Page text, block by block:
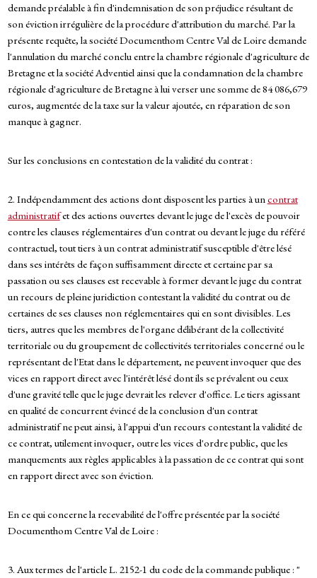
demande préalable à fin d'indemnisation de son préjudice résultant de
son éviction irrégulière de la procédure d'attribution du marché. Par la
présente requête, la société Documenthom Centre Val de Loire demande
l'annulation du marché conclu entre la chambre régionale d'agriculture de
Bretagne et la société Adventiel ainsi que la condamnation de la chambre
régionale d'agriculture de Bretagne à lui verser une somme de 84 086,679
euros, augmentée de la taxe sur la valeur ajoutée, en réparation de son
manque à gagner.
Sur les conclusions en contestation de la validité du contrat :
2. Indépendamment des actions dont disposent les parties à uncontrat
administratifet des actions ouvertes devant le juge de l'excès de pouvoir
contre les clauses réglementaires d'un contrat ou devant le juge du référé
contractuel, tout tiers à un contrat administratif susceptible d'être lésé
dans ses intérêts de façon suffisamment directe et certaine par sa
passation ou ses clauses est recevable à former devant le juge du contrat
un recours de pleine juridiction contestant la validité du contrat ou de
certaines de ses clauses non réglementaires qui en sont divisibles. Les
tiers, autres que les membres de l'organe délibérant de la collectivité
territoriale ou du groupement de collectivités territoriales concerné ou le
représentant de l'Etat dans le département, ne peuvent invoquer que des
vices en rapport direct avec l'intérêt lésé dont ils se prévalent ou ceux
d'une gravité telle que le juge devrait les relever d'office. Le tiers agissant
en qualité de concurrent évincé de la conclusion d'un contrat
administratif ne peut ainsi, à l'appui d'un recours contestant la validité de
ce contrat, utilement invoquer, outre les vices d'ordre public, que les
manquements aux règles applicables à la passation de ce contrat qui sont
en rapport direct avec son éviction.
En ce qui concerne la recevabilité de l'offre présentée par la société
Documenthom Centre Val de Loire :
3. Aux termes de l'article L. 2152-1 du code de la commande publique : "